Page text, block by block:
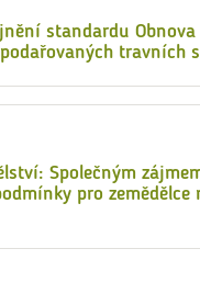
standardu
travních
Společným
pro zemědělce